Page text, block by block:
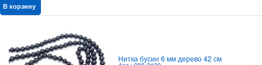
В корзину
Нитка бусин 6 мм дерево 42 см